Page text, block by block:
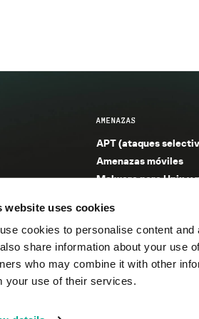
website uses cookies
cookies to personalise content
share information about your use
who may combine it with other
your use of their services.
AMENAZAS
APT (ataques
Amenazas móviles
Malware para Unix y
Entorno seguro (IoT)
Amenazas financieras
Amenazas
Spam y phishing
los derechos reservados.